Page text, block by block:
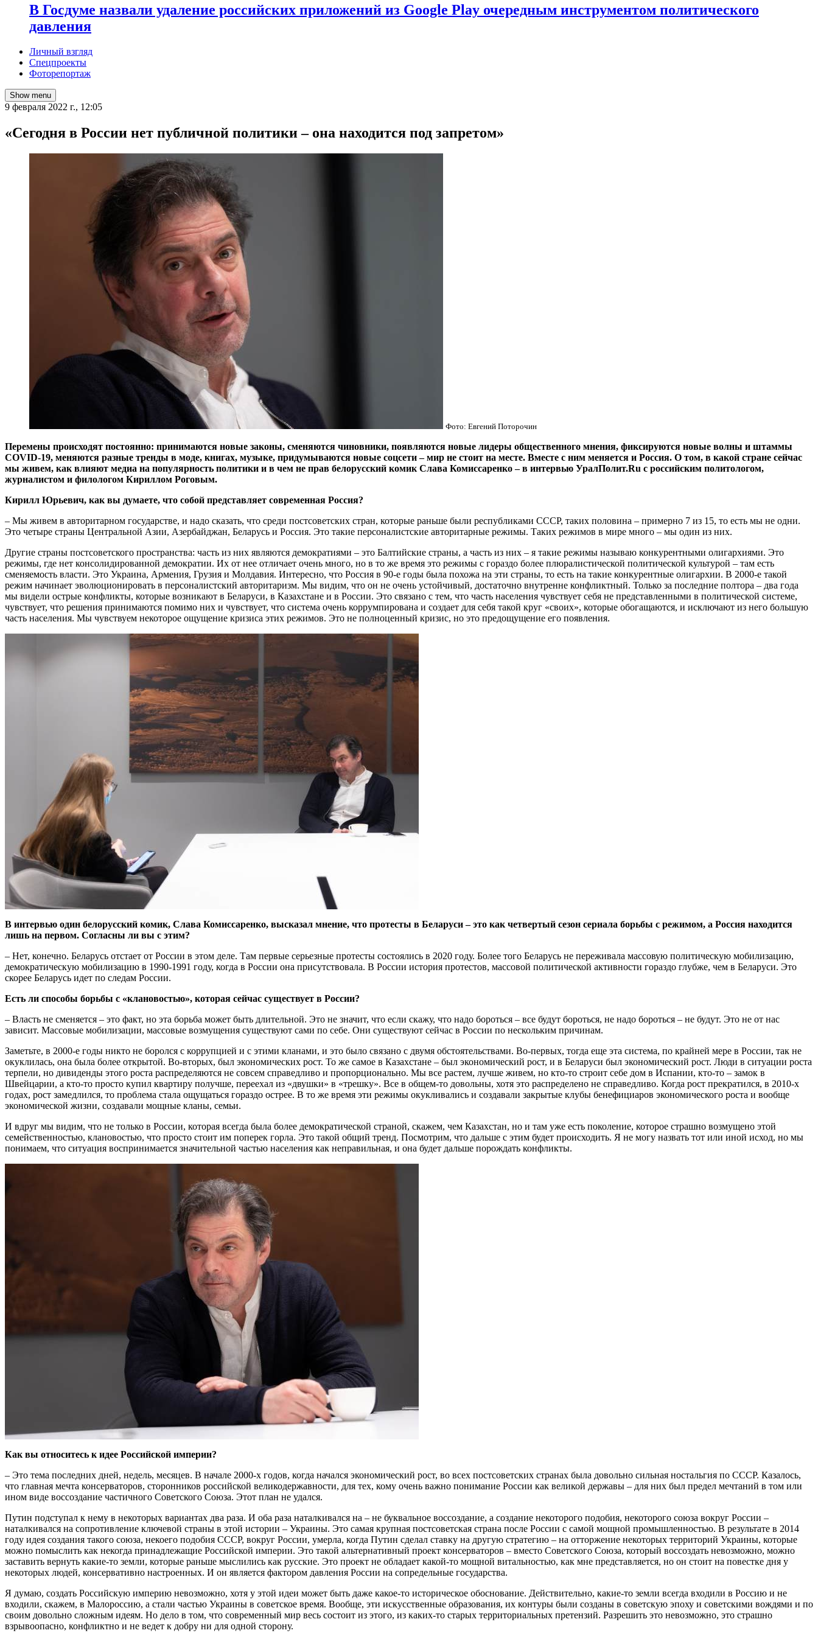
В Госдуме назвали удаление российских приложений из Google Play очередным инструментом политического
давления
Личный взгляд
Спецпроекты
Фоторепортаж
Show menu
9 февраля 2022 г., 12:05
​«Сегодня в России нет публичной политики – она находится под запретом»
Фото: Евгений Поторочин
Перемены происходят постоянно: принимаются новые законы, сменяются чиновники, появляются новые лидеры общественного мнения, фиксируются новые волны и штаммы
COVID-19, меняются разные тренды в моде, книгах, музыке, придумываются новые соцсети – мир не стоит на месте. Вместе с ним меняется и Россия. О том, в какой стране сейчас
мы живем, как влияют медиа на популярность политики и в чем не прав белорусский комик Слава Комиссаренко – в интервью УралПолит.Ru с российским политологом,
журналистом и филологом Кириллом Роговым.
Кирилл Юрьевич, как вы думаете, что собой представляет современная Россия?
– Мы живем в авторитарном государстве, и надо сказать, что среди постсоветских стран, которые раньше были республиками СССР, таких половина – примерно 7 из 15, то есть мы не одни.
Это четыре страны Центральной Азии, Азербайджан, Беларусь и Россия. Это такие персоналистские авторитарные режимы. Таких режимов в мире много – мы один из них.
Другие страны постсоветского пространства: часть из них являются демократиями – это Балтийские страны, а часть из них – я такие режимы называю конкурентными олигархиями. Это
режимы, где нет консолидированной демократии. Их от нее отличает очень много, но в то же время это режимы с гораздо более плюралистической политической культурой – там есть
сменяемость власти. Это Украина, Армения, Грузия и Молдавия. Интересно, что Россия в 90-е годы была похожа на эти страны, то есть на такие конкурентные олигархии. В 2000-е такой
режим начинает эволюционировать в персоналистский авторитаризм. Мы видим, что он не очень устойчивый, достаточно внутренне конфликтный. Только за последние полтора – два года
мы видели острые конфликты, которые возникают в Беларуси, в Казахстане и в России. Это связано с тем, что часть населения чувствует себя не представленными в политической системе,
чувствует, что решения принимаются помимо них и чувствует, что система очень коррумпирована и создает для себя такой круг «своих», которые обогащаются, и исключают из него большую
часть населения. Мы чувствуем некоторое ощущение кризиса этих режимов. Это не полноценный кризис, но это предощущение его появления.
В интервью один белорусский комик, Слава Комиссаренко, высказал мнение, что протесты в Беларуси – это как четвертый сезон сериала борьбы с режимом, а Россия находится
лишь на первом. Согласны ли вы с этим?
– Нет, конечно. Беларусь отстает от России в этом деле. Там первые серьезные протесты состоялись в 2020 году. Более того Беларусь не переживала массовую политическую мобилизацию,
демократическую мобилизацию в 1990-1991 году, когда в России она присутствовала. В России история протестов, массовой политической активности гораздо глубже, чем в Беларуси. Это
скорее Беларусь идет по следам России.
Есть ли способы борьбы с «клановостью», которая сейчас существует в России?
– Власть не сменяется – это факт, но эта борьба может быть длительной. Это не значит, что если скажу, что надо бороться – все будут бороться, не надо бороться – не будут. Это не от нас
зависит. Массовые мобилизации, массовые возмущения существуют сами по себе. Они существуют сейчас в России по нескольким причинам.
Заметьте, в 2000-е годы никто не боролся с коррупцией и с этими кланами, и это было связано с двумя обстоятельствами. Во-первых, тогда еще эта система, по крайней мере в России, так не
окуклилась, она была более открытой. Во-вторых, был экономических рост. То же самое в Казахстане – был экономический рост, и в Беларуси был экономический рост. Люди в ситуации роста
терпели, но дивиденды этого роста распределяются не совсем справедливо и пропорционально. Мы все растем, лучше живем, но кто-то строит себе дом в Испании, кто-то – замок в
Швейцарии, а кто-то просто купил квартиру получше, переехал из «двушки» в «трешку». Все в общем-то довольны, хотя это распределено не справедливо. Когда рост прекратился, в 2010-х
годах, рост замедлился, то проблема стала ощущаться гораздо острее. В то же время эти режимы окукливались и создавали закрытые клубы бенефициаров экономического роста и вообще
экономической жизни, создавали мощные кланы, семьи.
И вдруг мы видим, что не только в России, которая всегда была более демократической страной, скажем, чем Казахстан, но и там уже есть поколение, которое страшно возмущено этой
семейственностью, клановостью, что просто стоит им поперек горла. Это такой общий тренд. Посмотрим, что дальше с этим будет происходить. Я не могу назвать тот или иной исход, но мы
понимаем, что ситуация воспринимается значительной частью населения как неправильная, и она будет дальше порождать конфликты.
Как вы относитесь к идее Российской империи?
– Это тема последних дней, недель, месяцев. В начале 2000-х годов, когда начался экономический рост, во всех постсоветских странах была довольно сильная ностальгия по СССР. Казалось,
что главная мечта консерваторов, сторонников российской великодержавности, для тех, кому очень важно понимание России как великой державы – для них был предел мечтаний в том или
ином виде воссоздание частичного Советского Союза. Этот план не удался.
Путин подступал к нему в некоторых вариантах два раза. И оба раза наталкивался на – не буквальное воссоздание, а создание некоторого подобия, некоторого союза вокруг России –
наталкивался на сопротивление ключевой страны в этой истории – Украины. Это самая крупная постсоветская страна после России с самой мощной промышленностью. В результате в 2014
году идея создания такого союза, некоего подобия СССР, вокруг России, умерла, когда Путин сделал ставку на другую стратегию – на отторжение некоторых территорий Украины, которые
можно помыслить как некогда принадлежащие Российской империи. Это такой альтернативный проект консерваторов – вместо Советского Союза, который воссоздать невозможно, можно
заставить вернуть какие-то земли, которые раньше мыслились как русские. Это проект не обладает какой-то мощной витальностью, как мне представляется, но он стоит на повестке дня у
некоторых людей, консервативно настроенных. И он является фактором давления России на сопредельные государства.
Я думаю, создать Российскую империю невозможно, хотя у этой идеи может быть даже какое-то историческое обоснование. Действительно, какие-то земли всегда входили в Россию и не
входили, скажем, в Малороссию, а стали частью Украины в советское время. Вообще, эти искусственные образования, их контуры были созданы в советскую эпоху и советскими вождями и по
своим довольно сложным идеям. Но дело в том, что современный мир весь состоит из этого, из каких-то старых территориальных претензий. Разрешить это невозможно, это страшно
взрывоопасно, конфликтно и не ведет к добру ни для одной сторону.